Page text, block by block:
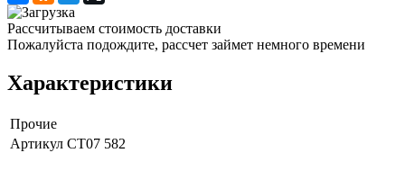
Рассчитываем стоимость доставки
Пожалуйста подождите, рассчет займет немного времени
Характеристики
Прочие
Артикул СТ07 582